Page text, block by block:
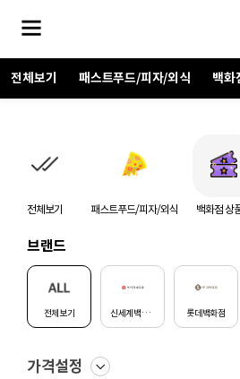
전체보기 패스트푸드/피자/외식 백화
전체보기 패스트푸드/피자/외식 백화점 상
브랜드
전체보기 신세계백화점 롯데백화점
가격설정